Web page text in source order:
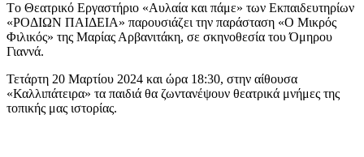
Tο Θεατρικό Εργαστήριο «Αυλαία και πάμε» των Εκπαιδευτηρίων
«ΡΟΔΙΩΝ ΠΑΙΔΕΙΑ» παρουσιάζει την παράσταση «Ο Μικρός
Φιλικός» της Μαρίας Αρβανιτάκη, σε σκηνοθεσία του Όμηρου
Γιαννά.
Τετάρτη 20 Μαρτίου 2024 και ώρα 18:30, στην αίθουσα
«Καλλιπάτειρα» τα παιδιά θα ζωντανέψουν θεατρικά μνήμες της
τοπικής μας ιστορίας.